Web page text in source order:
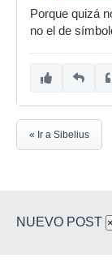
Porque quizá
no el de
« Ir a Sibelius
NUEVO POST ×